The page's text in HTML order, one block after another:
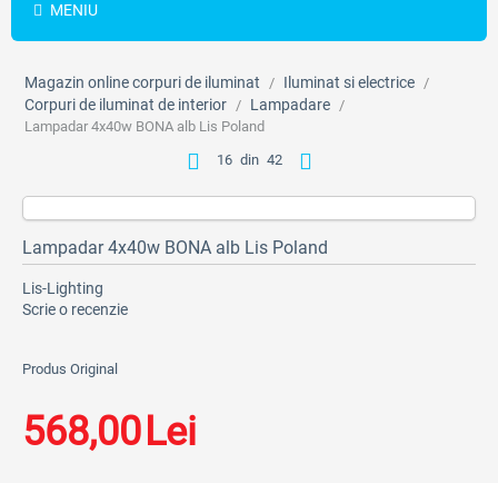
MENIU
Magazin online corpuri de iluminat / Iluminat si electrice /
Corpuri de iluminat de interior / Lampadare /
Lampadar 4x40w BONA alb Lis Poland
16 din 42
Lampadar 4x40w BONA alb Lis Poland
Lis-Lighting
Scrie o recenzie
Produs Original
568,00 Lei